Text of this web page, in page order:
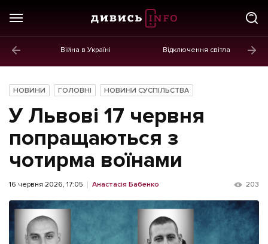
Війна в Україні Відключення світла
Новини
Політика
Економіка
Бізнес
Життя
Культура
Афіша
НОВИНИ ГОЛОВНІ НОВИНИ СУСПІЛЬСТВА
У Львові 17 червня
попращаються з
чотирма воїнами
16 червня 2026, 17:05 Анастасія Бабенко 203